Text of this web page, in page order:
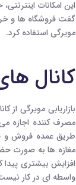
این امکانات
گفت فروشگاه ها و
مویرگی استفاده کرد.
کانال
بازاریابی مویرگی
مصرف کننده اجازه
طریق عمده فروش و
مغازه ها به صورت
افزایش بیشتری پیدا
واسطه ای در کار